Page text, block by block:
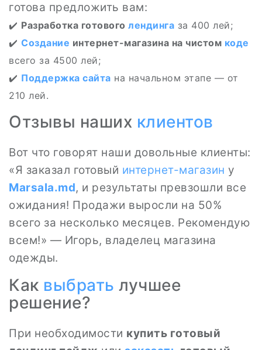
готова предложить вам:
✔️ Разработка готового лендинга за 400 лей;
✔️ Создание интернет-магазина на чистом коде
всего за 4500 лей;
✔️ Поддержка сайта на начальном этапе — от
210 лей.
Отзывы наших клиентов
Вот что говорят наши довольные клиенты:
«Я заказал готовый интернет-магазин у
Marsala.md, и результаты превзошли все
ожидания! Продажи выросли на 50%
всего за несколько месяцев. Рекомендую
всем!» — Игорь, владелец магазина
одежды.
Как выбрать лучшее
решение?
При необходимости купить готовый